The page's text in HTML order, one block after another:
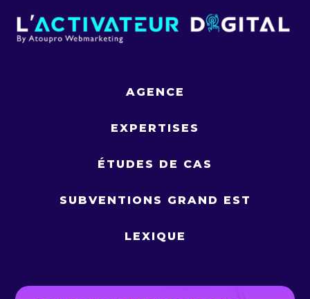
AGENCE
EXPERTISES
ÉTUDES DE CAS
SUBVENTIONS GRAND EST
LEXIQUE